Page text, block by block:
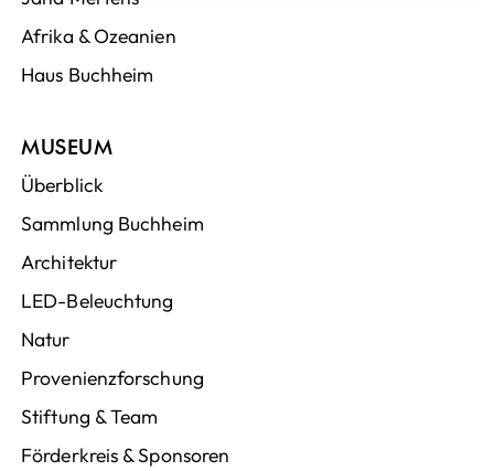
Afrika & Ozeanien
Haus Buchheim
MUSEUM
Überblick
Sammlung Buchheim
Architektur
LED-Beleuchtung
Natur
Provenienzforschung
Stiftung & Team
Förderkreis & Sponsoren